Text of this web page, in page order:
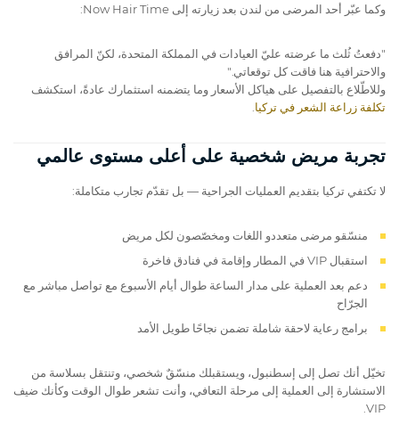
وكما عبّر أحد المرضى من لندن بعد زيارته إلى Now Hair Time:
"دفعتُ ثُلث ما عرضته عليّ العيادات في المملكة المتحدة، لكنّ المرافق
والاحترافية هنا فاقت كل توقعاتي."
وللاطّلاع بالتفصيل على هياكل الأسعار وما يتضمنه استثمارك عادةً، استكشف
تكلفة زراعة الشعر في تركيا
تجربة مريض شخصية على أعلى مستوى عالمي
لا تكتفي تركيا بتقديم العمليات الجراحية — بل تقدّم تجارب متكاملة:
منسّقو مرضى متعددو اللغات ومخصّصون لكل مريض
استقبال VIP في المطار وإقامة في فنادق فاخرة
دعم بعد العملية على مدار الساعة طوال أيام الأسبوع مع تواصل مباشر مع
الجرّاح
برامج رعاية لاحقة شاملة تضمن نجاحًا طويل الأمد
تخيّل أنك تصل إلى إسطنبول، ويستقبلك منسّقٌ شخصي، وتنتقل بسلاسة من
الاستشارة إلى العملية إلى مرحلة التعافي، وأنت تشعر طوال الوقت وكأنك ضيف
VIP.